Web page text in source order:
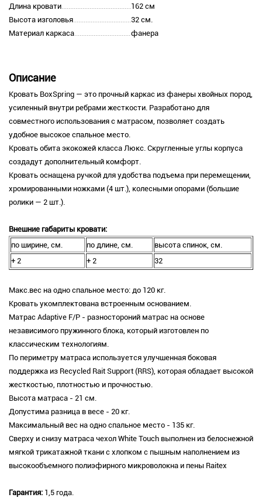
Длина кровати
162 см
Высота изголовья
32 см.
Материал каркаса
фанера
Описание
Кровать BoxSpring — это прочный каркас из фанеры хвойных пород,
усиленный внутри ребрами жесткости. Разработано для
совместного использования с матрасом, позволяет создать
удобное высокое спальное место.
Кровать обита экокожей класса Люкс. Скругленные углы корпуса
создадут дополнительный комфорт.
Кровать оснащена ручкой для удобства подъема при перемещении,
хромированными ножками (4 шт.), колесными опорами (большие
ролики — 2 шт.).
Внешние габариты кровати:
по ширине, см.
по длине, см.
высота спинок, см.
+ 2
+ 2 32
Макс.вес на одно спальное место: до 120 кг.
Кровать укомплектована встроенным основанием.
Матрас Adaptive F/P - разностороний матрас на основе
независимого пружинного блока, который изготовлен по
классическим технологиям.
По периметру матраса используется улучшенная боковая
поддержка из Recycled Rait Support (RRS), которая обладает высокой
жесткостью, плотностью и прочностью.
Высота матраса - 21 см.
Допустима разница в весе - 20 кг.
Максимальный вес на одно спальное место - 135 кг.
Сверху и снизу матраса чехол White Touch выполнен из белоснежной
мягкой трикатажной ткани с хлопком с пышным наполнением из
высокообъемного полиэфирного микроволокна и пены Raitex
Гарантия: 1,5 года.